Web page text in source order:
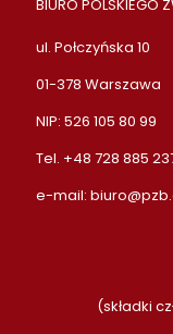
BIURO POLSKIEGO
ul. Połczyńska 10
01-378 Warszawa
NIP: 526 105 80 99
Tel. +48 728 885
e-mail:
(składki